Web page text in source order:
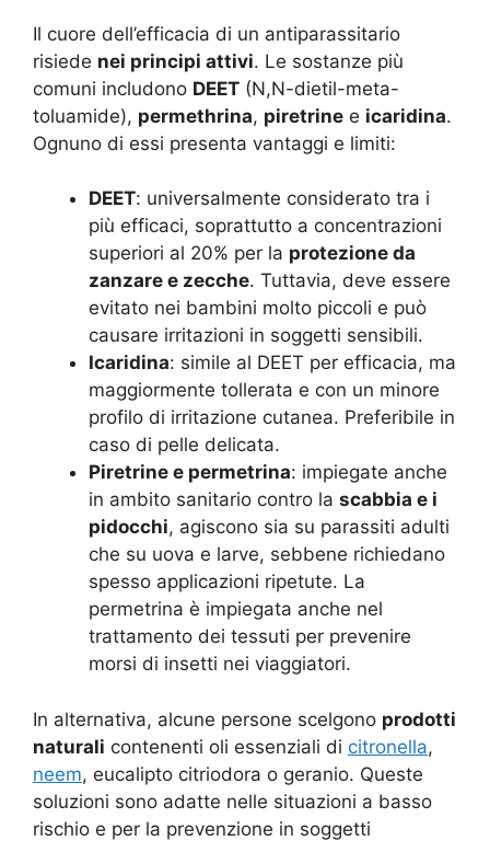
Il cuore dell’efficacia di un antiparassitario
risiede nei principi attivi. Le sostanze più
comuni includono DEET (N,N-dietil-meta-
toluamide), permethrina, piretrine e icaridina.
Ognuno di essi presenta vantaggi e limiti:
DEET: universalmente considerato tra i
più efficaci, soprattutto a concentrazioni
superiori al 20% per la protezione da
zanzare e zecche. Tuttavia, deve essere
evitato nei bambini molto piccoli e può
causare irritazioni in soggetti sensibili.
Icaridina: simile al DEET per efficacia, ma
maggiormente tollerata e con un minore
profilo di irritazione cutanea. Preferibile in
caso di pelle delicata.
Piretrine e permetrina: impiegate anche
in ambito sanitario contro la scabbia e i
pidocchi, agiscono sia su parassiti adulti
che su uova e larve, sebbene richiedano
spesso applicazioni ripetute. La
permetrina è impiegata anche nel
trattamento dei tessuti per prevenire
morsi di insetti nei viaggiatori.
In alternativa, alcune persone scelgono prodotti
naturali contenenti oli essenziali di citronella,
neem, eucalipto citriodora o geranio. Queste
soluzioni sono adatte nelle situazioni a basso
rischio e per la prevenzione in soggetti